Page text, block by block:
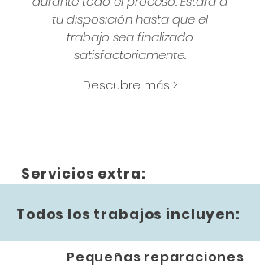
tu disposición hasta que el
trabajo sea finalizado
satisfactoriamente.
Descubre más >
Servicios extra:
Todos los trabajos incluyen:
Pequeñas reparaciones